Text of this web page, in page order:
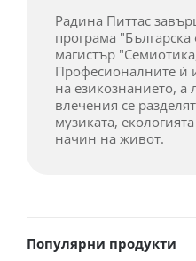
Популярни продукти
Радина Питтас
програма
магистър
Професионалните ѝ
на езикознанието, а
влечения се
музиката,
начин на живот.